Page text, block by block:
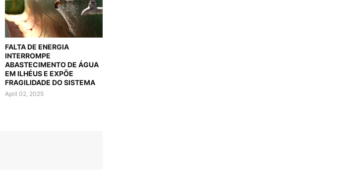
FALTA DE ENERGIA
INTERROMPE
ABASTECIMENTO DE ÁGUA
EM ILHÉUS E EXPÕE
FRAGILIDADE DO SISTEMA
April 02, 2025